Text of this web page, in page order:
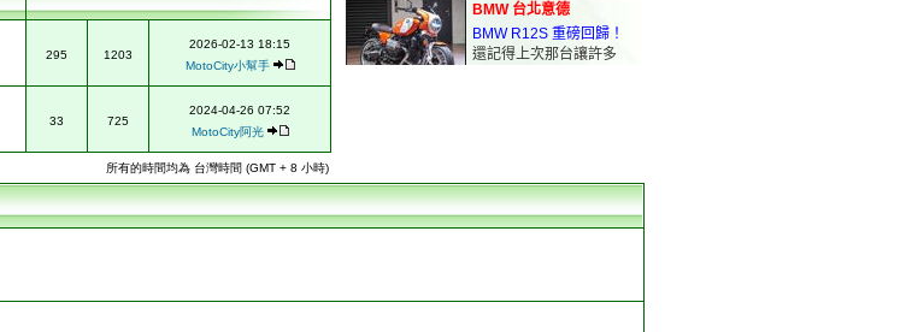
295 1203
2026-02-13 18:15
MotoCity小幫手
33 725
2024-04-26 07:52
MotoCity阿光
所有的時間均為 台灣時間 (GMT + 8 小時)